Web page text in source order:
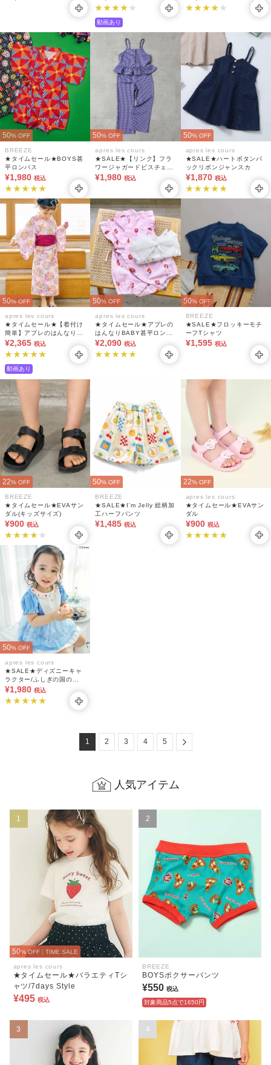
動画あり
50% OFF
BREEZE
★タイムセール★BOYS甚
平ロンパス
¥1,980 税込
50% OFF
apres les cours
★SALE★【リンク】フラ
ワージャガードビスチェ・
フレアパンツセット 10分
¥1,980 税込
50% OFF
apres les cours
★SALE★ハートボタンバ
ックリボンジャンスカ
¥1,870 税込
50% OFF
apres les cours
★タイムセール★【着付け
簡単】アプレのはんなり
GIRLS 2WAYセパレート
浴衣(帯セット)
¥2,365 税込
動画あり
50% OFF
apres les cours
★タイムセール★アプレの
はんなりBABY甚平ロンパ
ス（帯セット）
¥2,090 税込
50% OFF
BREEZE
★SALE★フロッキーモチ
ーフTシャツ
¥1,595 税込
22% OFF
BREEZE
★タイムセール★EVAサン
ダル(キッズサイズ)
¥900 税込
50% OFF
BREEZE
★SALE★I'm Jelly 総柄加
工ハーフパンツ
¥1,485 税込
22% OFF
apres les cours
★タイムセール★EVAサン
ダル
¥900 税込
50% OFF
apres les cours
★SALE★ディズニーキャ
ラクター/ふしぎの国のア
リス/トップス
¥1,980 税込
1 2 3 4 5 Next
人気アイテム
1
50% OFF TIME SALE
apres les cours
★タイムセール★バラエティTシ
ャツ/7days Style
¥495 税込
2
BREEZE
BOYSボクサーパンツ
¥550 税込
対象商品5点で1650円
3 4